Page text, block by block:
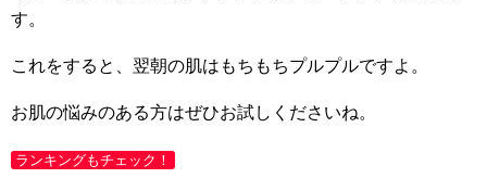
す。
これをすると、翌朝の肌はもちもちプルプルですよ。
お肌の悩みのある方はぜひお試しくださいね。
ランキングもチェック！